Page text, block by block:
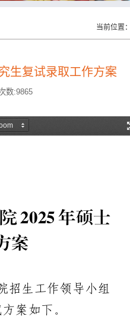
当前位置：
生复试录取工作方案
数:9865